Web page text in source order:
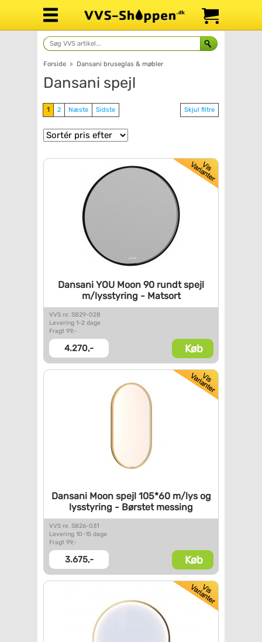
Forside > Dansani bruseglas & møbler
Dansani spejl
1 2 Næste Sidste Skjul filtre
Dansani YOU Moon 90 rundtspejl
m/lysstyring - Matsort
VVS nr. S829-028
Levering 1-2 dage
Fragt 99,-
4.270,- Køb
Dansani Moon spejl 105*60m/lys og
lysstyring - Børstetmessing
VVS nr. S826-031
Levering 10-15 dage
Fragt 99,-
3.675,- Køb